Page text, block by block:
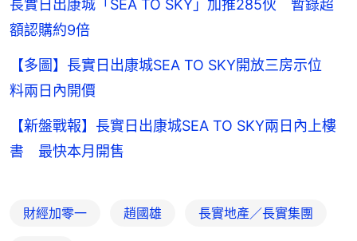
長實日出康城「SEA TO SKY」加推285伙 暫錄超
額認購約9倍
【多圖】長實日出康城SEA TO SKY開放三房示位
料兩日內開價
【新盤戰報】長實日出康城SEA TO SKY兩日內上樓
書 最快本月開售
財經加零一 趙國雄 長實地產／長實集團